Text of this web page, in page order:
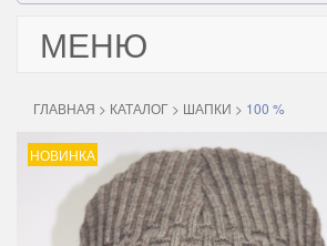
МЕНЮ
ГЛАВНАЯ > КАТАЛОГ > ШАПКИ > 100 %
НОВИНКА